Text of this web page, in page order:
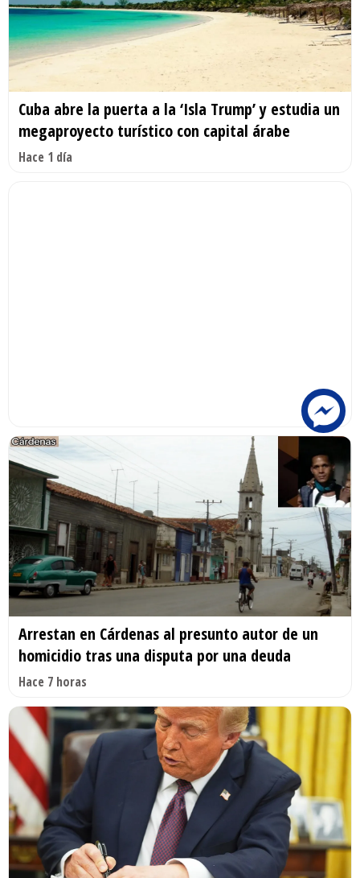
Cuba abre la puerta a la ‘Isla Trump’ y estudia un
megaproyecto turístico con capital árabe
Hace 1 día
Arrestan en Cárdenas al presunto autor de un
homicidio tras una disputa por una deuda
Hace 7 horas